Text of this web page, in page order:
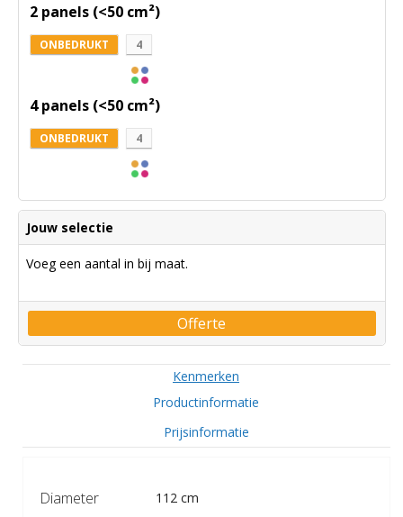
2 panels (<50 cm²)
ONBEDRUKT 4
4 panels (<50 cm²)
ONBEDRUKT 4
Jouw selectie
Voeg een aantal in bij maat.
Offerte
Kenmerken
Productinformatie
Prijsinformatie
Diameter 112 cm